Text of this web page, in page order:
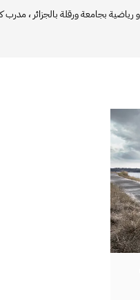
بجامعة ورقلة بالجزائر ،